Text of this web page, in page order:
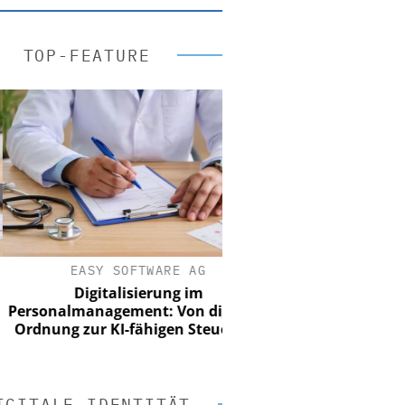
TOP-FEATURE
EASY SOFTWARE AG
Digitalisierung im
Von digitaler
zur KI-fähigen Steuerung